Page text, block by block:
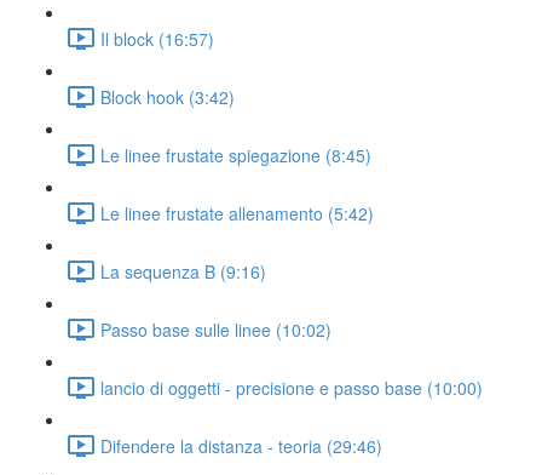
Il block (16:57)
Block hook (3:42)
Le linee frustate spiegazione (8:45)
Le linee frustate allenamento (5:42)
La sequenza B (9:16)
Passo base sulle linee (10:02)
lancio di oggetti - precisione e passo base (10:00)
Difendere la distanza - teoria (29:46)